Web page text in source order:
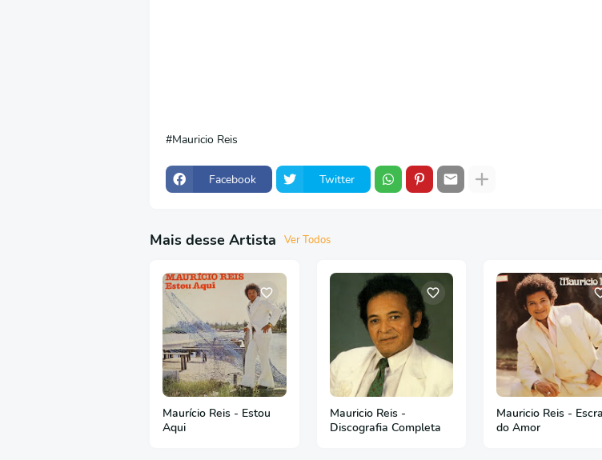
Mauricio Reis
Facebook Twitter
Mais desse Artista Ver Todos
Maurício Reis - Estou
Aqui
Mauricio Reis -
Discografia Completa
Mauricio Reis -
do Amor